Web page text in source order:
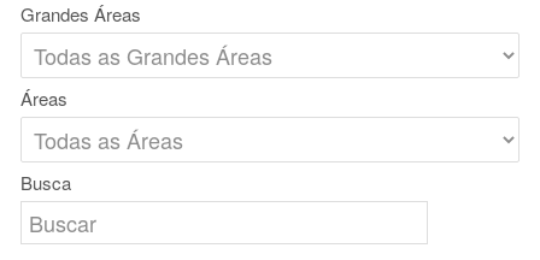
Grandes Áreas
Áreas
Busca